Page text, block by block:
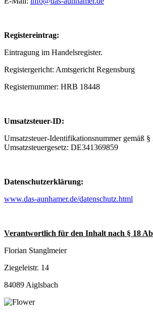
Registereintrag:
Eintragung im Handelsregister.
Registergericht: Amtsgericht Regensburg
Registernummer: HRB 18448
Umsatzsteuer-ID:
Umsatzsteuer-Identifikationsnummer gemäß §
Umsatzsteuergesetz: DE341369859
Datenschutzerklärung:
www.das-aunhamer.de/datenschutz.html
Verantwortlich für den Inhalt nach § 18
Florian Stanglmeier
Ziegeleistr. 14
84089 Aiglsbach